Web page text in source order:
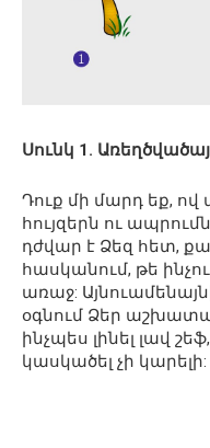
Սունկ 1.
Դուք մի մարդ եք,
հույզերն ու
դժվար է Ձեզ հետ,
հասկանում, թե
առաջ:
օգնում Ձեր
ինչպես լինել լավ
կասկածել չի կարելի: